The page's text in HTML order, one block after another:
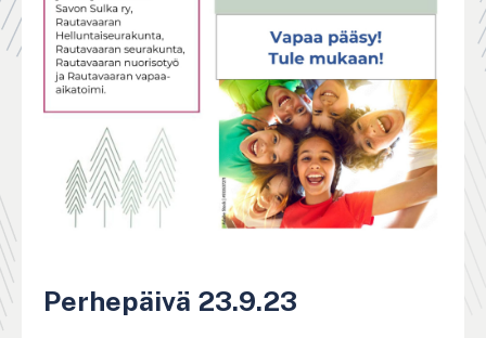
Perhepäivä 23.9.23